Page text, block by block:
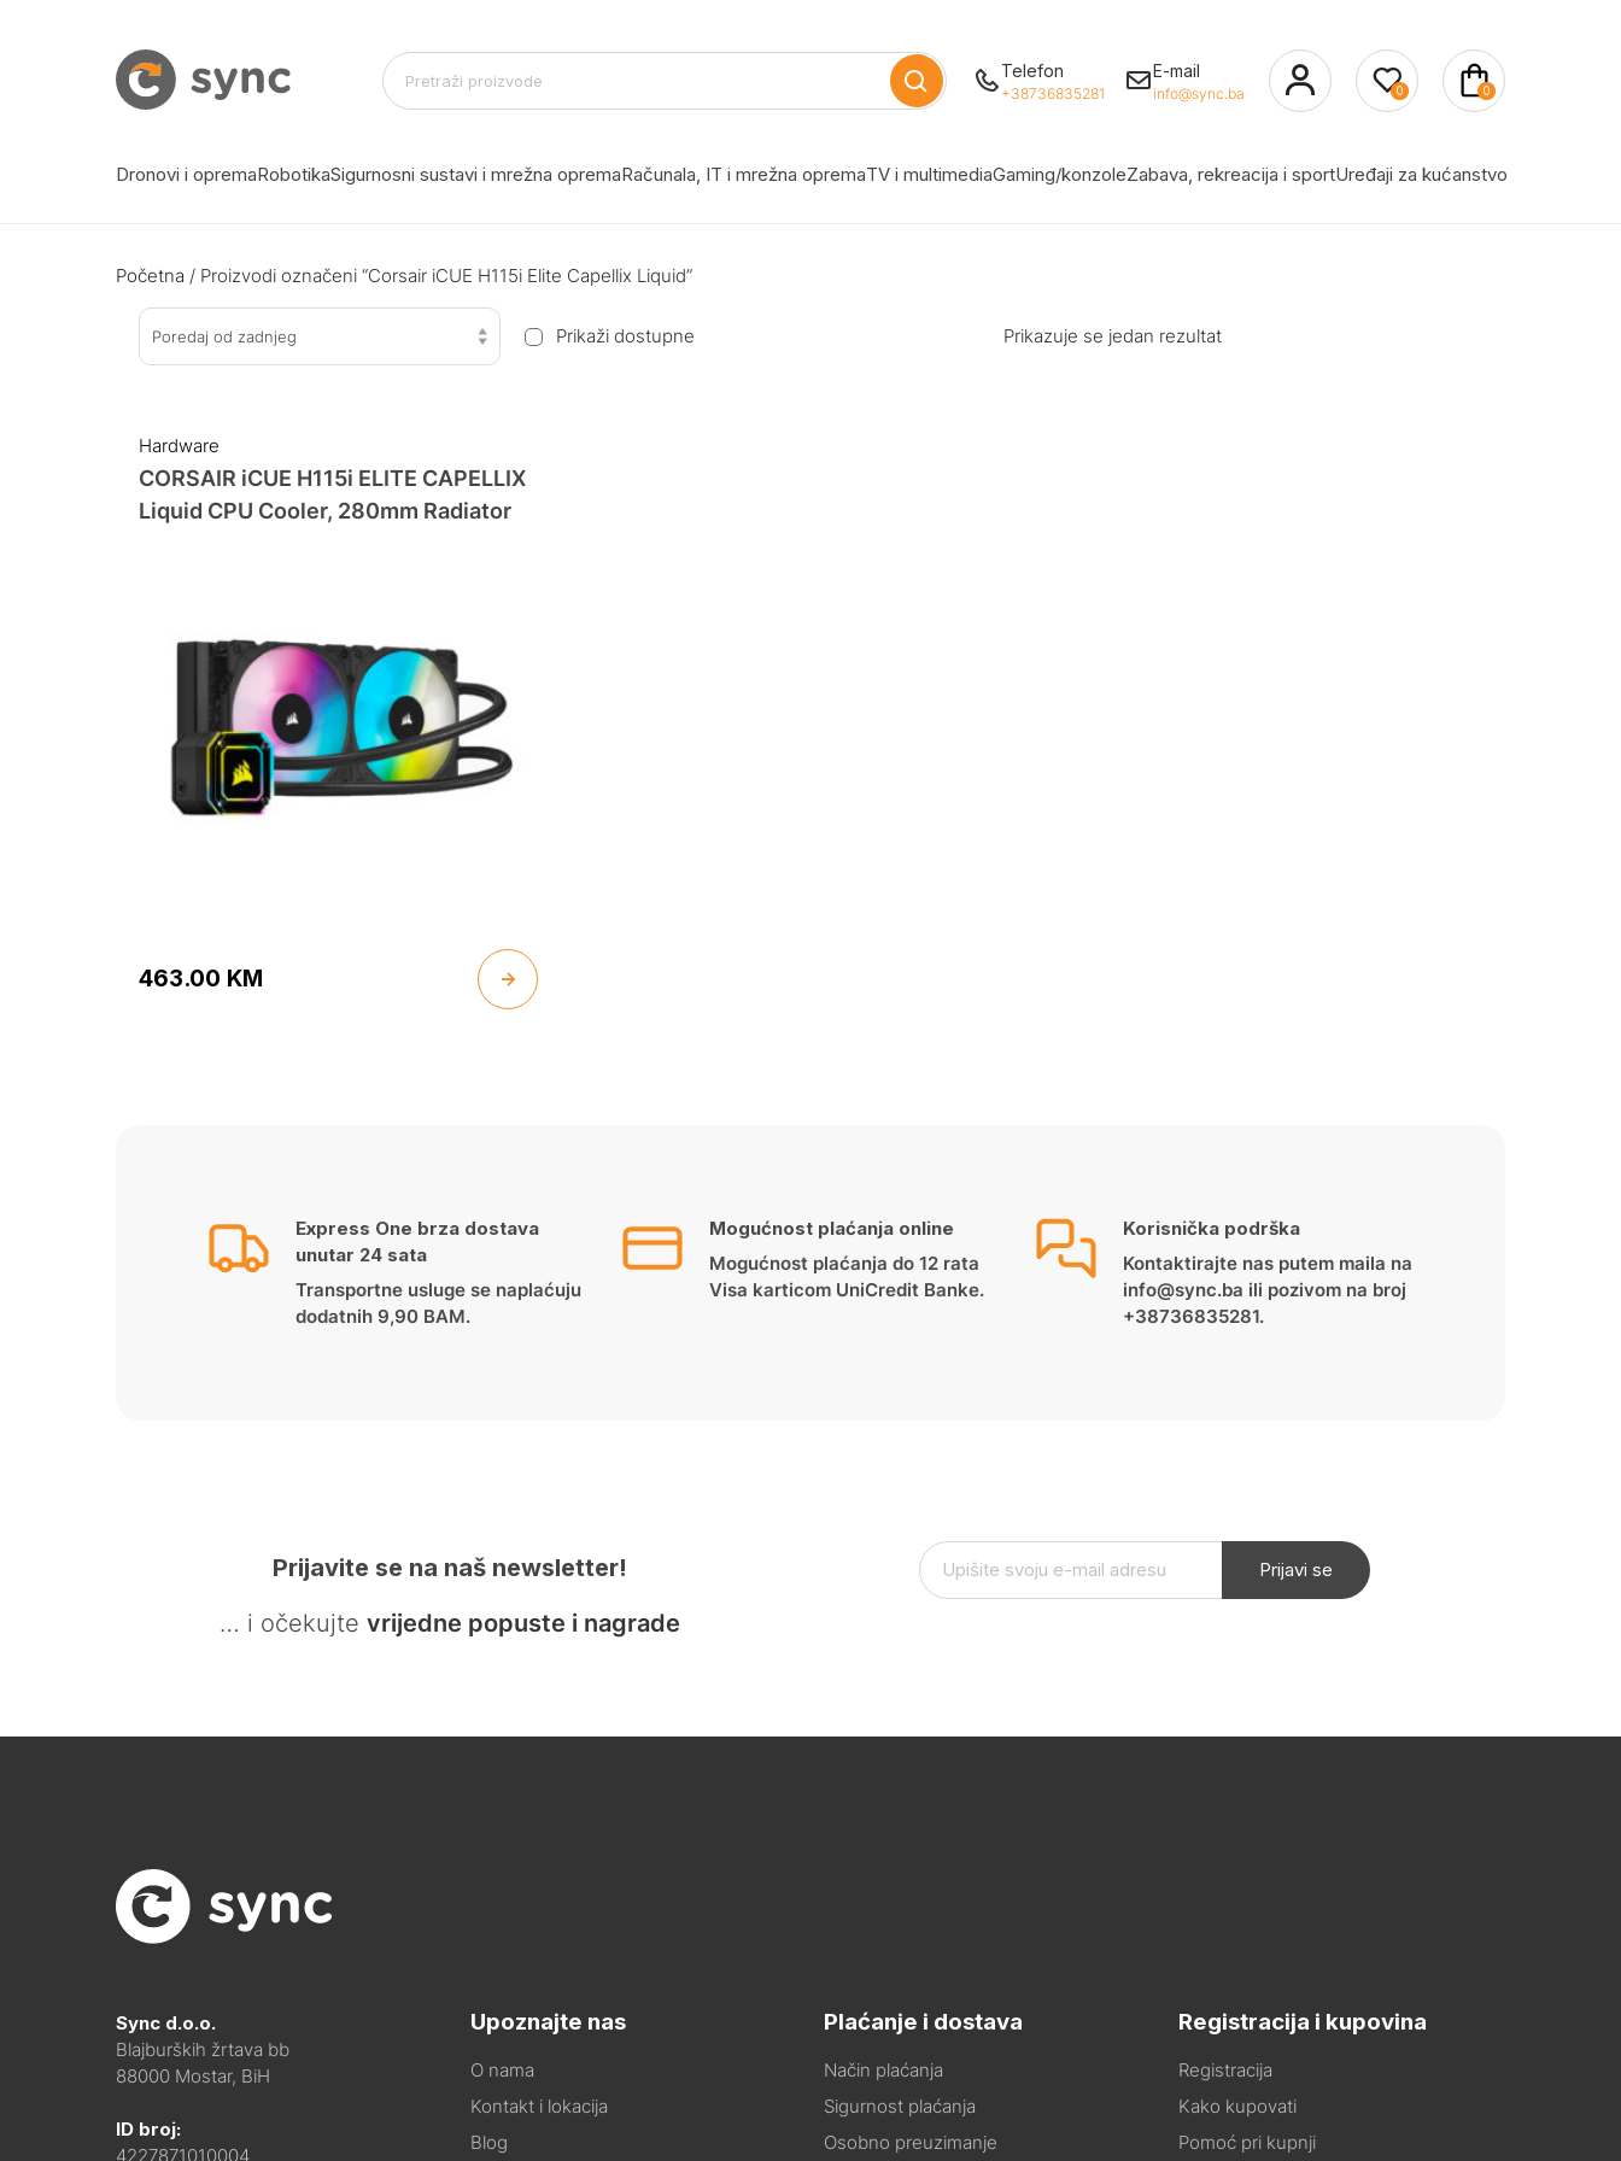
Telefon
+38736835281
E-mail
info@sync.ba 0 0
Dronovi i opremaRobotikaSigurnosni sustavi i mrežna opremaRačunala, IT i mrežna opremaTV i multimediaGaming/konzoleZabava, rekreacija i sportUređaji za kućanstvo
Početna / Proizvodi označeni “Corsair iCUE H115i Elite Capellix Liquid”
Poredaj od zadnjeg Prikaži dostupne Prikazuje se jedan rezultat
Hardware
CORSAIR iCUE H115i ELITE CAPELLIX
Liquid CPU Cooler, 280mm Radiator
463.00 KM
Express One brza dostava
unutar 24 sata
Transportne usluge se naplaćuju
dodatnih 9,90 BAM.
Mogućnost plaćanja online
Mogućnost plaćanja do 12 rata
Visa karticom UniCredit Banke.
Korisnička podrška
Kontaktirajte nas putem maila na
info@sync.ba ili pozivom na broj
+38736835281.
Prijavite se na naš newsletter!
… i očekujte vrijedne popuste i nagrade
Prijavi se
Sync d.o.o.
Blajburških žrtava bb
88000 Mostar, BiH
ID broj:
4227871010004
Upoznajte nas
O nama
Kontakt i lokacija
Blog
Plaćanje i dostava
Način plaćanja
Sigurnost plaćanja
Osobno preuzimanje
Registracija i kupovina
Registracija
Kako kupovati
Pomoć pri kupnji